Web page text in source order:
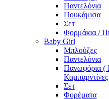
Παντελόνια
Πουκάμισα
Σετ
Φορμάκια /
Baby Girl
Μπλούζες
Παντελόνια
Πανωφόρια (
Σετ
Φορέματα